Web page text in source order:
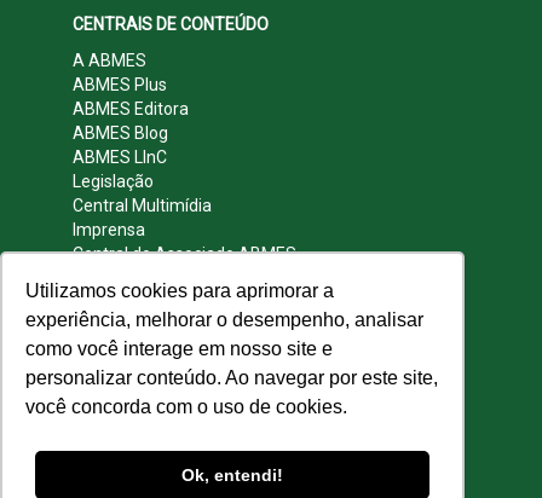
Utilizamos cookies para aprimorar a
experiência, melhorar o desempenho, analisar
como você interage em nosso site e
personalizar conteúdo. Ao navegar por este site,
você concorda com o uso de cookies.
Ok, entendi!
CENTRAIS DE CONTEÚDO
A ABMES
ABMES Plus
ABMES Editora
ABMES Blog
ABMES LInC
Legislação
Central Multimídia
Imprensa
Central do Associado ABMES
REDES SOCIAIS
reservados.